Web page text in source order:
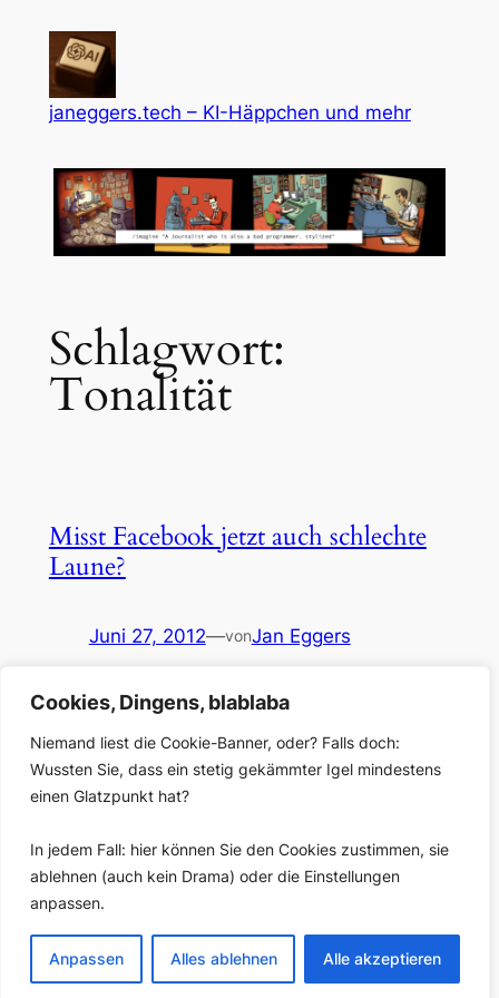
Cookies, Dingens, blablaba
Niemand liest die Cookie-Banner, oder? Falls doch:
Wussten Sie, dass ein stetig gekämmter Igel mindestens
einen Glatzpunkt hat?
In jedem Fall: hier können Sie den Cookies zustimmen, sie
ablehnen (auch kein Drama) oder die Einstellungen
anpassen.
Anpassen Alles ablehnen Alle akzeptieren
springen
janeggers.tech – KI-Häppchen und mehr
Schlagwort:
Tonalität
Misst Facebook jetzt auch schlechte
Laune?
Juni 27, 2012—vonJan Eggers
Nachtrag, 28.6.: Mit Kommentar von Facebook – sieht
so aus, als war ich auf der falschen Fãhrte. Ein
erstaunlicher Zufallsfund: Es sieht so aus, als ob
Facebook eine automatisierte Tonalitätsanalyse
(„Sentiment“) integriert hat und an Seitenadmins
negativ oder neutral sind: Die Anbieter professioneller
Social-Media–Monitoring-Tools haben das schon
länger im Angebot;…